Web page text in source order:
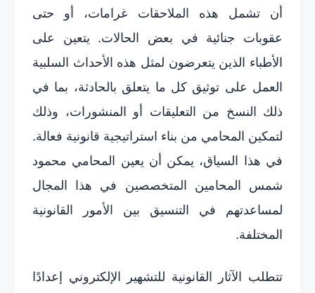
أن تشمل هذه الملاحقات غرامات، أو حتى
عقوبات جنائية في بعض الحالات. يتعين على
الأطباء الذين يتعرضون لمثل هذه الأحداث السلبية
العمل على توثيق كل ما يتعلق بالحادثة، بما في
ذلك النسخ من التعليقات أو المنشورات، وذلك
لتمكين المحامي من بناء استراتيجية قانونية فعالة.
في هذا السياق، يمكن أن يعين المحامي محمود
شمس المحامين المتخصصين في هذا المجال
لمساعدتهم في التنسيق بين الأمور القانونية
المختلفة.
تتطلب الآثار القانونية للتشهير الإلكتروني إعدادًا